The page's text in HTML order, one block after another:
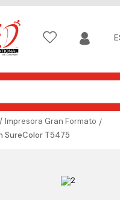
Impresora Gran Formato
SureColor T5475